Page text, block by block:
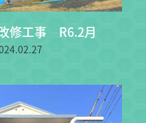
修工事 R6.2月